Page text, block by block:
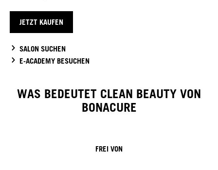
JETZT KAUFEN
SALON SUCHEN
E-ACADEMY BESUCHEN
WAS BEDEUTET CLEAN BEAUTY VON
BONACURE
FREI VON